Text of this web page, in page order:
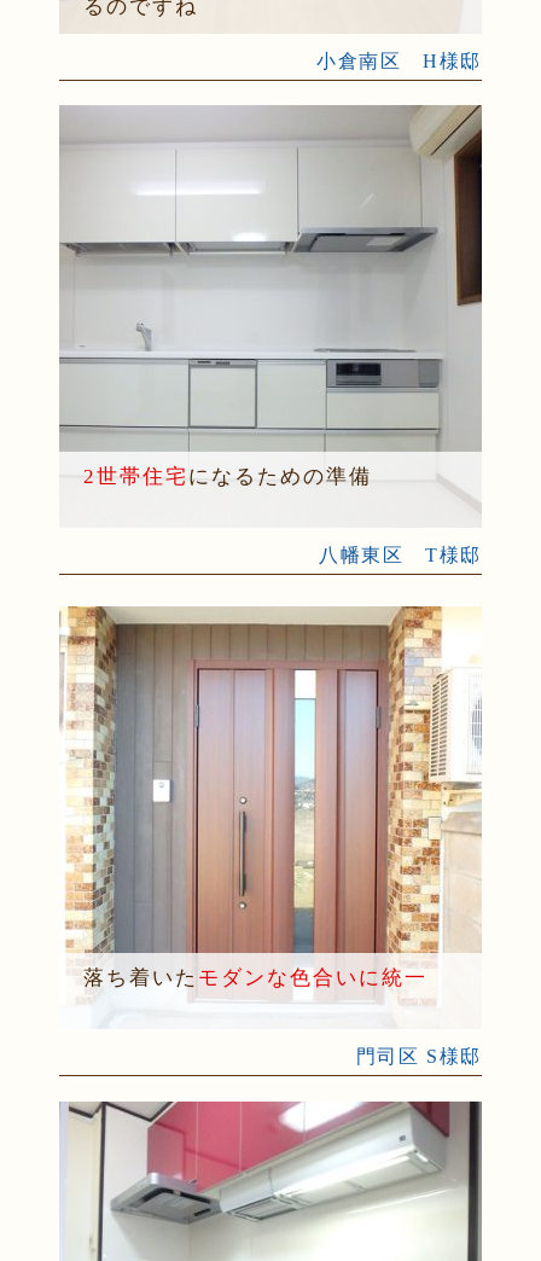
るのですね
小倉南区 H様邸
2世帯住宅 になるための準備
八幡東区 T様邸
落ち着いた モダンな色合いに統一
門司区 S様邸